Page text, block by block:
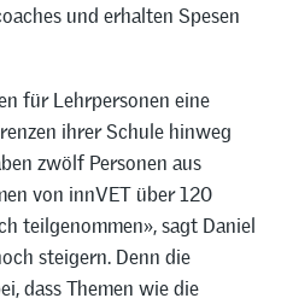
und erhalten Spesen
für Lehrpersonen eine
ihrer Schule hinweg
zwölf Personen aus
von innVET über 120
teilgenommen», sagt Daniel
steigern. Denn die
dass Themen wie die